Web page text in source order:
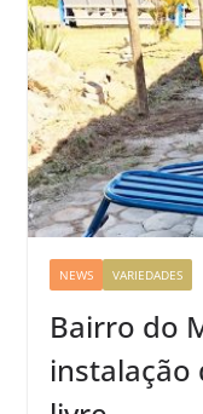
NEWS VARIEDADES
Bairro do
instalação